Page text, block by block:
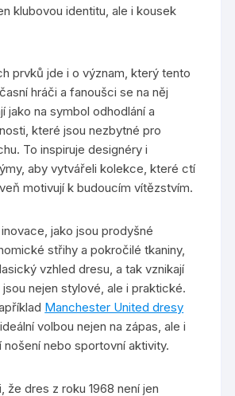
klubovou identitu, ale i kousek
prvků jde i o význam, který tento
hráči a fanoušci se na něj
jako na symbol odhodlání a
které jsou nezbytné pro
To inspiruje designéry i
aby vytvářeli kolekce, které ctí
motivují k budoucím vítězstvím.
jako jsou prodyšné
střihy a pokročilé tkaniny,
vzhled dresu, a tak vznikají
nejen stylové, ale i praktické.
Manchester United dresy
volbou nejen na zápas, ale i
nošení nebo sportovní aktivity.
že dres z roku 1968 není jen